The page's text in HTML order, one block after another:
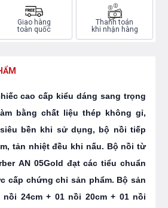
Giao hàng
toàn quốc
Thanh toán
khi nhận hàng
cao cấp kiểu dáng sang trọng
bằng chất liệu thép không gỉ,
bền khi sử dụng, bộ nồi tiếp
tản nhiệt đều khi nấu. Bộ nồi từ
AN 05Gold đạt các tiểu chuẩn
cấp chứng chỉ sản phẩm. Bộ sản
nồi 24cm + 01 nồi 20cm + 01 nồi